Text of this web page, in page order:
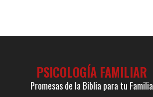
PSICOLOGÍA FAMILIAR
Promesas de la Biblia para tu Familia